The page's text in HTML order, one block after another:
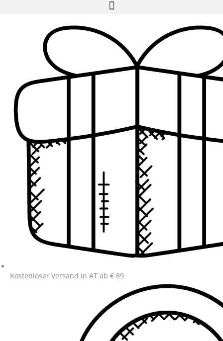
Kostenloser Versand in AT ab € 89